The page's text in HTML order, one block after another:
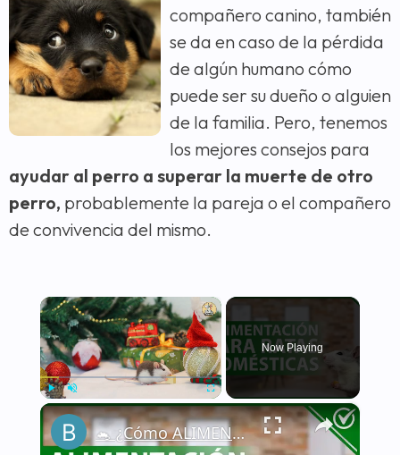
compañero canino, también
se da en caso de la pérdida
de algún humano cómo
puede ser su dueño o alguien
de la familia. Pero, tenemos
los mejores consejos para
ayudar al perro a superar la muerte de otro
perro, probablemente la pareja o el compañero
de convivencia del mismo.
×
Play Unmute Fullscreen
Now Playing
×
🐁 ¿Cómo ALIMENTAR a una RATA DOMÉSTICA de la manera correcta? - Nutrición 🐁🏡